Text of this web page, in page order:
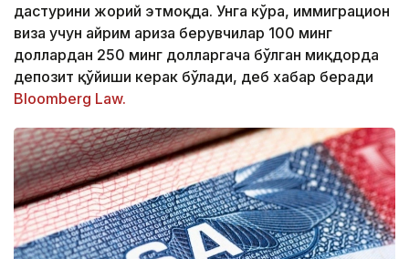
дастурини жорий этмоқда. Унга кўра, иммиграцион
виза учун айрим ариза берувчилар 100 минг
доллардан 250 минг долларгача бўлган миқдорда
депозит қўйиши керак бўлади, деб хабар беради
Bloomberg Law.